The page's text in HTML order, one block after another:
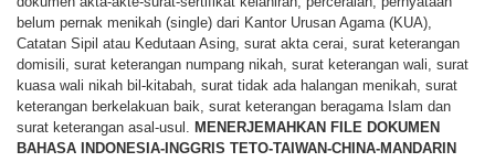
belum pernak menikah (single) dari Kantor Urusan Agama (KUA),
Catatan Sipil atau Kedutaan Asing, surat akta cerai, surat keterangan
domisili, surat keterangan numpang nikah, surat keterangan wali, surat
kuasa wali nikah bil-kitabah, surat tidak ada halangan menikah, surat
keterangan berkelakuan baik, surat keterangan beragama Islam dan
surat keterangan asal-usul. MENERJEMAHKAN FILE DOKUMEN
BAHASA INDONESIA-INGGRIS TETO-TAIWAN-CHINA-MANDARIN